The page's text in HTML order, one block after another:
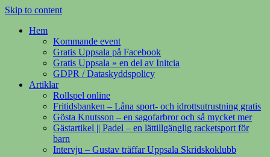
Skip to content
Hem
Kommande event
Gratis Uppsala på Facebook
Gratis Uppsala » en del av Initcia
GDPR / Dataskyddspolicy
Artiklar
Rollspel online
Fritidsbanken – Låna sport- och idrottsutrustning gratis
Gösta Knutsson – en sagofarbror och så mycket mer
Gästartikel || Padel – en lättillgänglig racketsport för
barn
Intervju – Gustav träffar Uppsala Skridskoklubb